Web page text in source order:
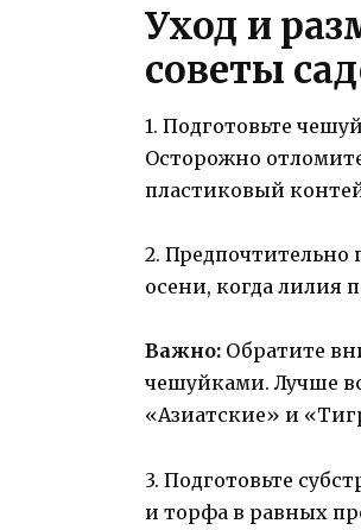
Уход и
советы
1. Подготовьте
Осторожно
пластиковый
2. Предпочтительно
осени, когда лилия
Важно: Обратите
чешуйками. Лучше
«Азиатские» и
3. Подготовьте
и торфа в равных